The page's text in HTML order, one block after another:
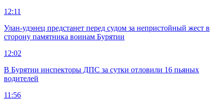
12:11
Улан-удэнец предстанет перед судом за непристойный жест в
сторону памятника воинам Бурятии
12:02
В Бурятии инспекторы ДПС за сутки отловили 16 пьяных
водителей
11:56